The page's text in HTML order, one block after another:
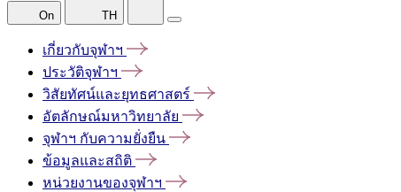
On TH
เกี่ยวกับจุฬาฯ
ประวัติจุฬาฯ
วิสัยทัศน์และยุทธศาสตร์
อัตลักษณ์มหาวิทยาลัย
จุฬาฯ กับความยั่งยืน
ข้อมูลและสถิติ
หน่วยงานของจุฬาฯ